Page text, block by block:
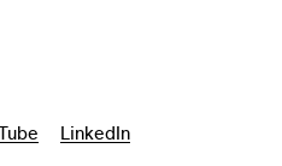
LinkedIn